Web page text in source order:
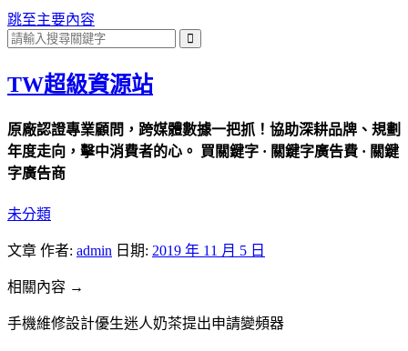
跳至主要內容
TW超級資源站
原廠認證專業顧問，跨媒體數據一把抓！協助深耕品牌、規劃
年度走向，擊中消費者的心。 買關鍵字 · 關鍵字廣告費 · 關鍵
字廣告商
未分類
文章 作者: admin 日期: 2019 年 11 月 5 日
相關內容 →
手機維修設計優生迷人奶茶提出申請變頻器